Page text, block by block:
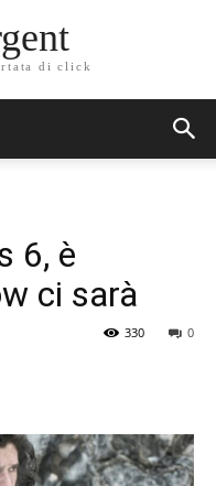
di click
6, è
ci sarà
0
330